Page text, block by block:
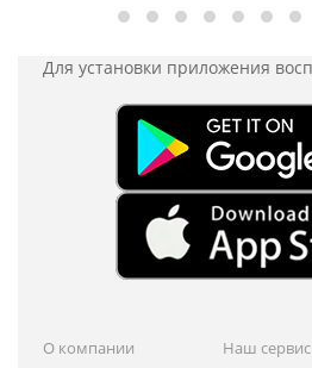
Для установки приложения
О компании
Наш сервис